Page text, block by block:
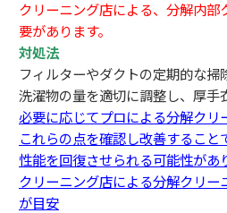
クリーニング店による、分解内
要があります。
対処法
フィルターやダクトの定期的な掃
洗濯物の量を適切に調整し、厚手
必要に応じてプロによる分解クリ
これらの点を確認し改善するこ
性能を回復させられる可能性があ
クリーニング店による分解クリ
が目安